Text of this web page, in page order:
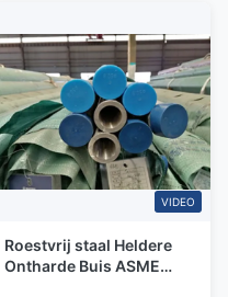
VIDEO
Roestvrij staal Heldere
Ontharde Buis ASME